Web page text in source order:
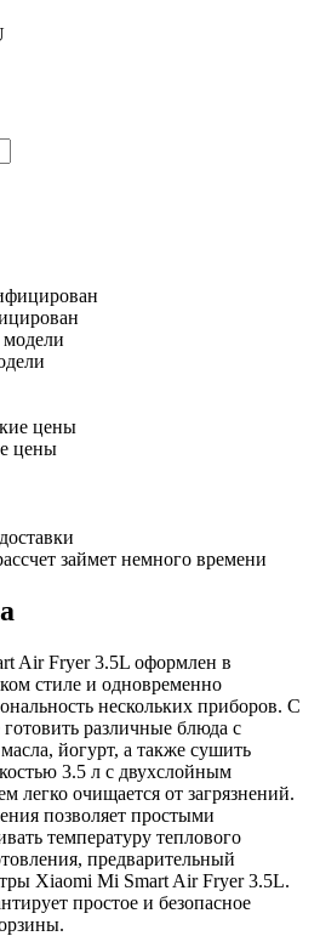
цены
займет немного времени
Air Fryer 3.5L оформлен в
стиле и одновременно
нескольких приборов. С
различные блюда с
йогурт, а также сушить
3.5 л с двухслойным
легко очищается от загрязнений.
позволяет простыми
температуру теплового
предварительный
Xiaomi Mi Smart Air Fryer 3.5L.
простое и безопасное